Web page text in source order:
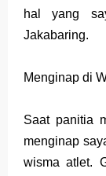
hal yang
Jakabaring.
Menginap di
Saat panitia
menginap
wisma atlet.